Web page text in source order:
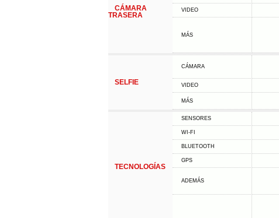
CÁMARA
TRASERA
VIDEO
MÁS
SELFIE
CÁMARA
VIDEO
MÁS
TECNOLOGÍAS
SENSORES
WI-FI
BLUETOOTH
GPS
ADEMÁS